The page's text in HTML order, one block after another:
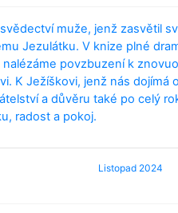
muže, jenž zasvětil
Jezulátku. V knize plné
nalézáme povzbuzení k
K Ježíškovi, jenž nás dojímá
a důvěru také po celý
radost a pokoj.
Listopad 2024